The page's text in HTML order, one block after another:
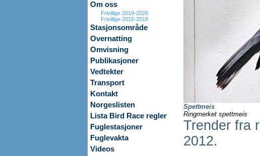
Om oss
Frivillige 2019-2026
Frivillige 2015-2018
Stasjonsområde
Overnatting
Omvisning
Publikasjoner
Vedtekter
Transport
Kontakt
Norgeslisten
Lista Bird Race regler
Fuglestasjoner
Fuglevakta
Videos
Spettmeis
Ringmerket spettmeis
Trender fra
2012.